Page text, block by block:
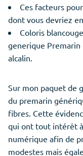
Ces facteurs
dont vous devriez
Coloris
generique
alcalin.
Sur mon paquet de
du premarin
fibres. Cette
qui ont tout intérêt
numérique afin de
modestes mais